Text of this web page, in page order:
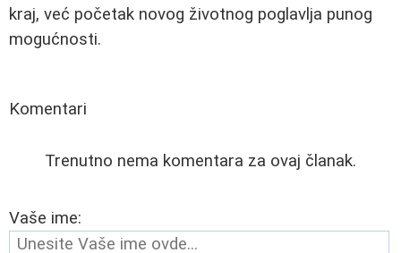
kraj, već početak novog životnog poglavlja punog
mogućnosti.
Komentari
Trenutno nema komentara za ovaj članak.
Vaše ime: